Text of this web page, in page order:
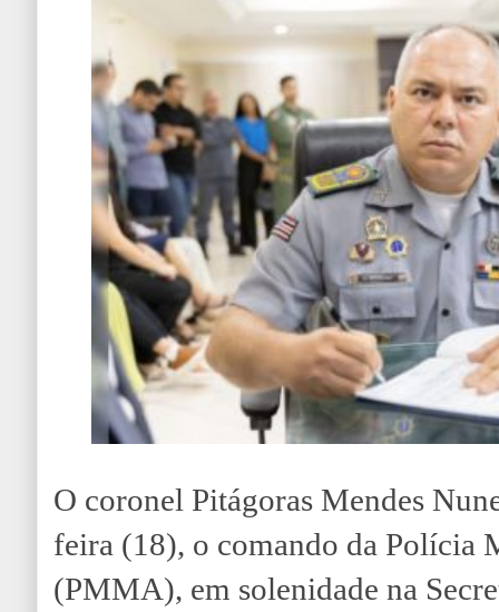
O coronel Pitágoras Mendes
feira (18), o comando da Polícia
(PMMA), em solenidade na